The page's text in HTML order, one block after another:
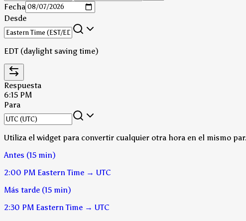
Fecha
Desde
EDT (daylight saving time)
Respuesta
6:15 PM
Para
Utiliza el widget para convertir cualquier otra hora en el mismo
Antes (15 min)
2:00 PM Eastern Time → UTC
Más tarde (15 min)
2:30 PM Eastern Time → UTC